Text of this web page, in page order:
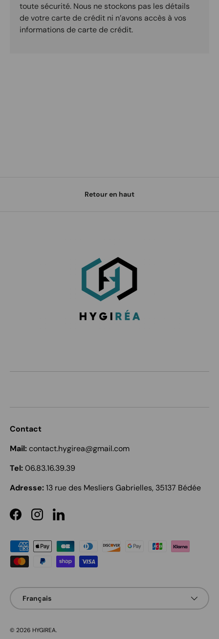
toute sécurité. Nous ne stockons pas les détails
de votre carte de crédit ni n’avons accès à vos
informations de carte de crédit.
Retour en haut
Contact
Mail:contact.hygirea@gmail.com
Tel:06.83.16.39.39
Adresse:13 rue des Mesliers Gabrielles, 35137 Bédée
FacebookInstagramLinkedIn
Moyens de paiement acceptés
Langue
Français
© 2026 HYGIREA.